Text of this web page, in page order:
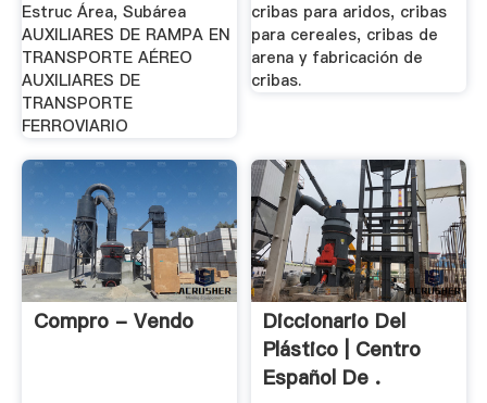
Estruc Área, Subárea
AUXILIARES DE RAMPA EN
TRANSPORTE AÉREO
AUXILIARES DE
TRANSPORTE
FERROVIARIO
cribas para aridos, cribas
para cereales, cribas de
arena y fabricación de
cribas.
Compro - Vendo
Diccionario Del
Plástico | Centro
Español De .